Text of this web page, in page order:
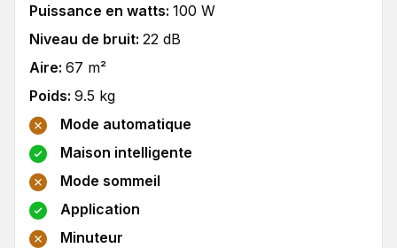
Puissance en watts: 100 W
Niveau de bruit: 22 dB
Aire: 67 m²
Poids: 9.5 kg
Mode automatique
Maison intelligente
Mode sommeil
Application
Minuteur